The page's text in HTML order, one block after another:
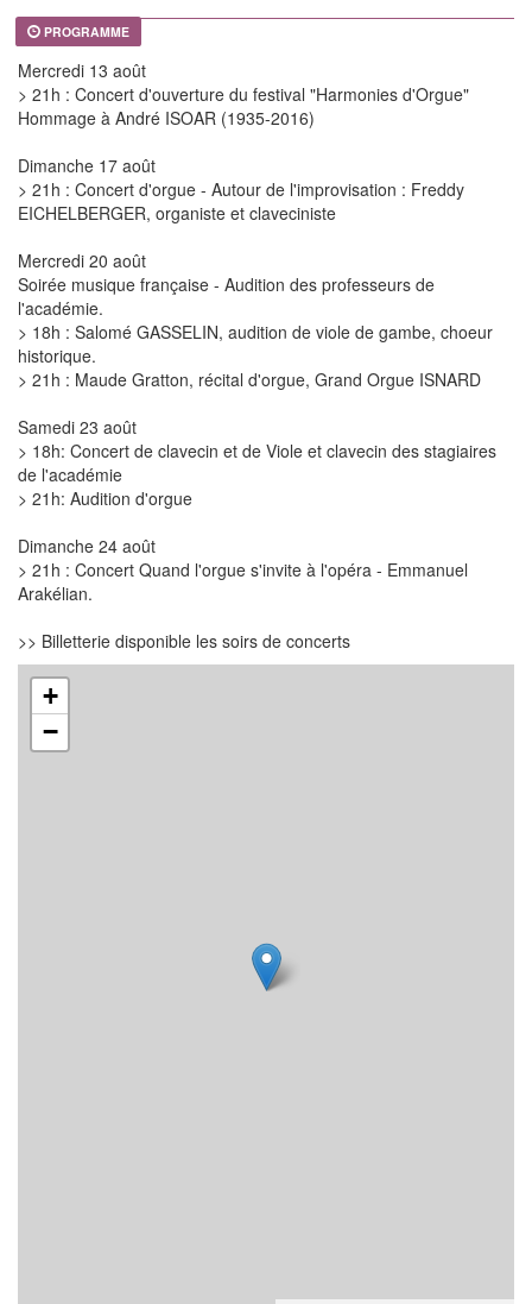
PROGRAMME
Mercredi 13 août
> 21h : Concert d'ouverture du festival "Harmonies d'Orgue"
Hommage à André ISOAR (1935-2016)
Dimanche 17 août
> 21h : Concert d'orgue - Autour de l'improvisation : Freddy
EICHELBERGER, organiste et claveciniste
Mercredi 20 août
Soirée musique française - Audition des professeurs de
l'académie.
> 18h : Salomé GASSELIN, audition de viole de gambe, choeur
historique.
> 21h : Maude Gratton, récital d'orgue, Grand Orgue ISNARD
Samedi 23 août
> 18h: Concert de clavecin et de Viole et clavecin des stagiaires
de l'académie
> 21h: Audition d'orgue
Dimanche 24 août
> 21h : Concert Quand l'orgue s'invite à l'opéra - Emmanuel
Arakélian.
>> Billetterie disponible les soirs de concerts
+
−